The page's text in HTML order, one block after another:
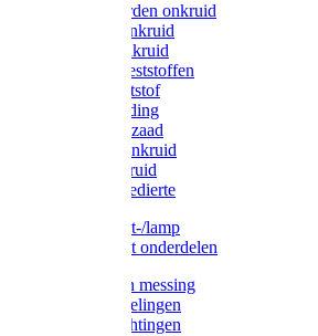
Protect Garden onkruid
Diversen onkruid
Solabiol onkruid
Solabiol meststoffen
Pokon meststof
Pokon voeding
Pokon graszaad
Roundup onkruid
Pokon onkruid
Pokon ongedierte
Vliegenkast-/lamp
Vliegenkast onderdelen
Zuigkorven messing
Geka koppelingen
Geka afdichtingen